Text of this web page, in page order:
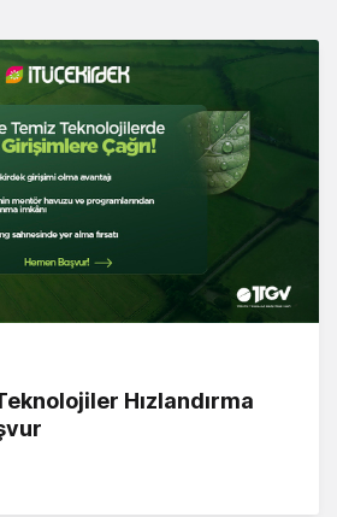
Hızlandırma